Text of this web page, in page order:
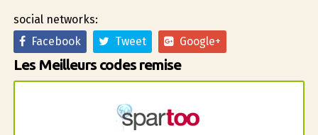
social networks:
Facebook
Tweet Google+
Les Meilleurs codes remise